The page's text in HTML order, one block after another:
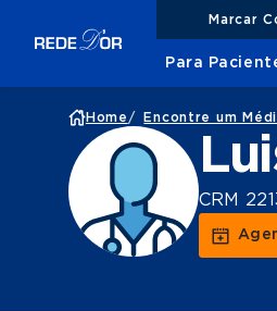
Marcar
Para
Home / Encontre um
CRM